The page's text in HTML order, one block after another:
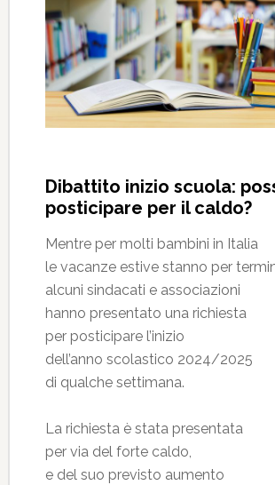
Dibattito inizio scuola:
posticipare per il caldo?
Mentre per molti bambini in Italia
le vacanze estive stanno per
alcuni sindacati e associazioni
hanno presentato una richiesta
per posticipare l’inizio
dell’anno scolastico 2024/2025
di qualche settimana.
La richiesta è stata presentata
per via del forte caldo,
e del suo previsto aumento